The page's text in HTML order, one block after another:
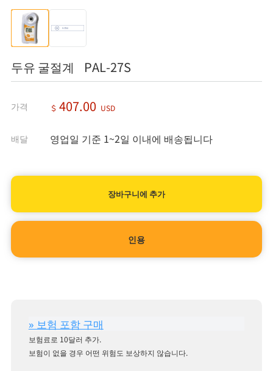
두유 굴절계 PAL-27S
가격 ＄ 407.00 USD
배달 영업일 기준 1~2일 이내에 배송됩니다
인용
보험료로 10달러 추가.
보험이 없을 경우 어떤 위험도 보상하지 않습니다.